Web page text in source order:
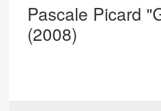
Pascale Picard
(2008)